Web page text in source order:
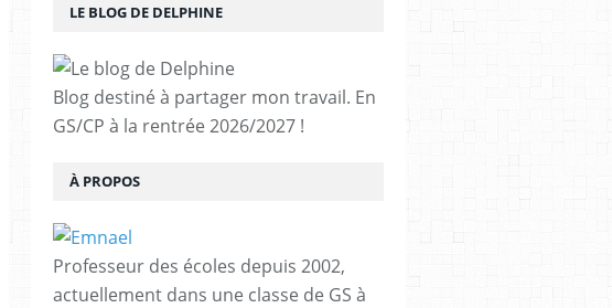
LE BLOG DE DELPHINE
Blog destiné à partager mon travail. En
GS/CP à la rentrée 2026/2027 !
À PROPOS
Professeur des écoles depuis 2002,
actuellement dans une classe de GS à